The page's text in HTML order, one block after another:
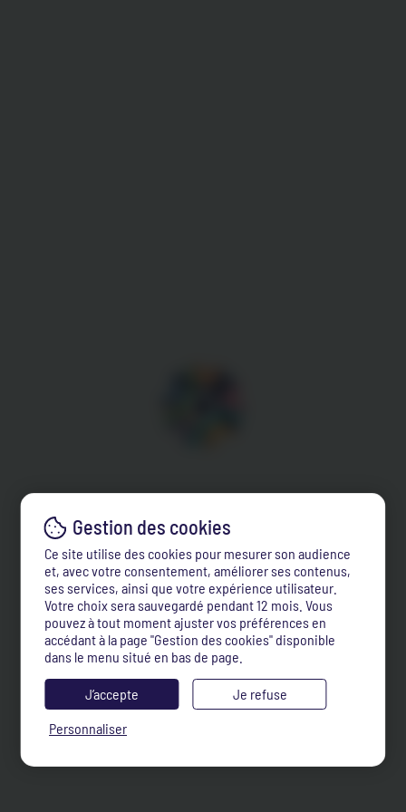
Ce site utilise des cookies pour mesurer son audience
et, avec votre consentement, améliorer ses contenus,
ses services, ainsi que votre expérience utilisateur.
Votre choix sera sauvegardé pendant 12 mois. Vous
pouvez à tout moment ajuster vos préférences en
accédant à la page "Gestion des cookies" disponible
dans le menu situé en bas de page.
J’accepte
Je refuse
Personnaliser